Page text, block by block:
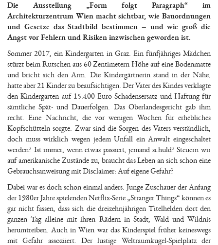
Die Ausstellung „Form folgt Paragraph“ im
Architekturzentrum Wien macht sichtbar, wie Bauordnungen
und Gesetze das Stadtbild bestimmen – und wie groß die
Angst vor Fehlern und Risiken inzwischen geworden ist.
Sommer 2017, ein Kindergarten in Graz. Ein fünfjähriges Mädchen
stürzt beim Rutschen aus 60 Zentimetern Höhe auf eine Bodenmatte
und bricht sich den Arm. Die Kindergärtnerin stand in der Nähe,
hatte aber 21 Kinder zu beaufsichtigen. Der Vater des Kindes verklagte
den Kindergarten auf 15.400 Euro Schadensersatz und Haftung für
sämtliche Spät- und Dauerfolgen. Das Oberlandesgericht gab ihm
recht. Eine Nachricht, die vor wenigen Wochen für erhebliches
Kopfschütteln sorgte. Zwar sind die Sorgen des Vaters verständlich,
doch muss wirklich wegen jedem Unfall ein Anwalt eingeschaltet
werden? Ist immer, wenn etwas passiert, jemand schuld? Steuern wir
auf amerikanische Zustände zu, braucht das Leben an sich schon eine
Gebrauchsanweisung mit Disclaimer: Auf eigene Gefahr?
Dabei war es doch schon einmal anders. Junge Zuschauer der Anfang
der 1980er Jahre spielenden Netflix-Serie „Stranger Things“ können es
gar nicht fassen, dass sich die dreizehnjährigen Titelhelden dort den
ganzen Tag alleine mit ihren Rädern in Stadt, Wald und Wildnis
herumtreiben. Auch in Wien war das Kinderspiel früher keineswegs
mit Gefahr assoziiert. Der lustige Weltraumkugel-Spielplatz der